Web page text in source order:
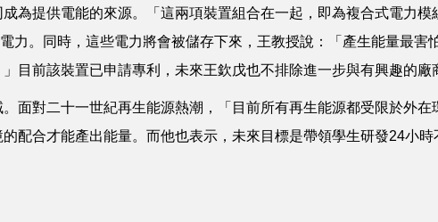
為提供電能的來源。「這兩項裝置組合在一起，即為複合式電力模
力。同時，這些電力將會被儲存下來，王教授說：「產生能量最害
目前該裝置已申請專利，未來王欽戊也不排除進一步與有興趣的廠
面對二十一世紀再生能源熱潮，「目前所有再生能源都受限於外
配合才能產出能量。而他也表示，未來目標是帶領學生研發24小